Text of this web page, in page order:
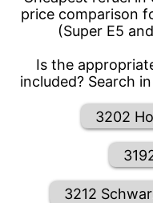
price comparison
(Super E5
Is the
included? Search
3202
3212